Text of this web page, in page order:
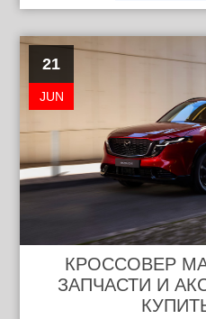
21
JUN
КРОССОВЕР
ЗАПЧАСТИ И